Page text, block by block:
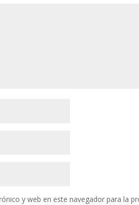
y web en este navegador para la